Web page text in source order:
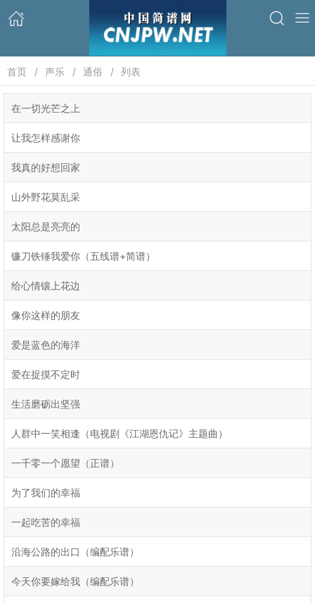
首页 声乐 通俗 列表
在一切光芒之上
让我怎样感谢你
我真的好想回家
山外野花莫乱采
太阳总是亮亮的
镰刀铁锤我爱你（五线谱+简谱）
给心情镶上花边
像你这样的朋友
爱是蓝色的海洋
爱在捉摸不定时
生活磨砺出坚强
人群中一笑相逢（电视剧《江湖恩仇记》主题曲）
一千零一个愿望（正谱）
为了我们的幸福
一起吃苦的幸福
沿海公路的出口（编配乐谱）
今天你要嫁给我（编配乐谱）